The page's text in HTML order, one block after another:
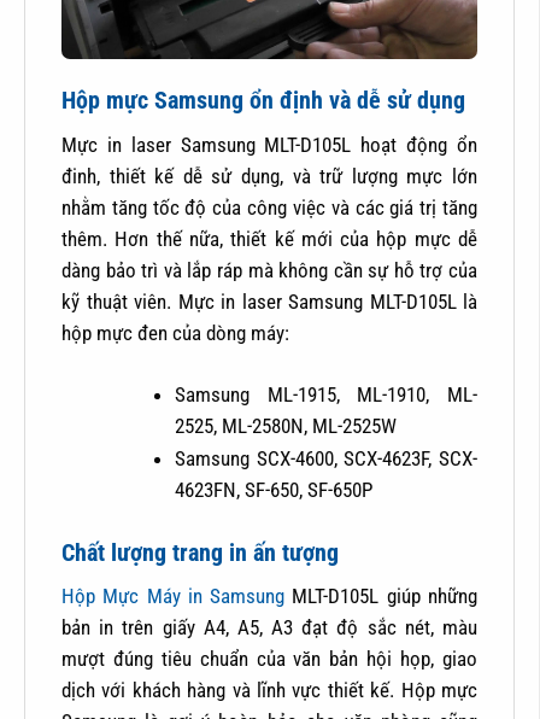
Hộp mực Samsung ổn định và dễ sử dụng
Mực in laser Samsung MLT-D105L hoạt động ổn
đinh, thiết kế dễ sử dụng, và trữ lượng mực lớn
nhằm tăng tốc độ của công việc và các giá trị tăng
thêm. Hơn thế nữa, thiết kế mới của hộp mực dễ
dàng bảo trì và lắp ráp mà không cần sự hỗ trợ của
kỹ thuật viên. Mực in laser Samsung MLT-D105L là
hộp mực đen của dòng máy:
Samsung ML-1915, ML-1910, ML-
2525, ML-2580N, ML-2525W
Samsung SCX-4600, SCX-4623F, SCX-
4623FN, SF-650, SF-650P
Chất lượng trang in ấn tượng
Hộp Mực Máy in Samsung MLT-D105L giúp những
bản in trên giấy A4, A5, A3 đạt độ sắc nét, màu
mượt đúng tiêu chuẩn của văn bản hội họp, giao
dịch với khách hàng và lĩnh vực thiết kế. Hộp mực